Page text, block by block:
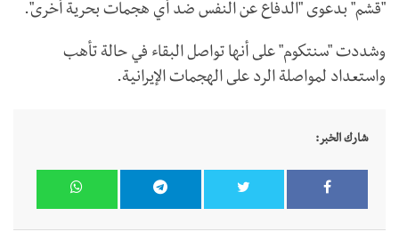
"قشم" بدعوى "الدفاع عن النفس ضد أي هجمات بحرية أخرى".
وشددت "سنتكوم" على أنها تواصل البقاء في حالة تأهب
واستعداد لمواصلة الرد على الهجمات الإيرانية.
شارك الخبر: